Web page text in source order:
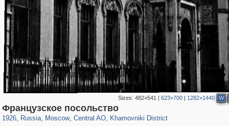
Sizes:482×541 |623×700 | 1282×1440 W
Французское посольство
1926, Russia
1,406,277 29,243
, Moscow
319,780 8,286
, Central AO
159,978 5,916
, Khamovniki District
19,394